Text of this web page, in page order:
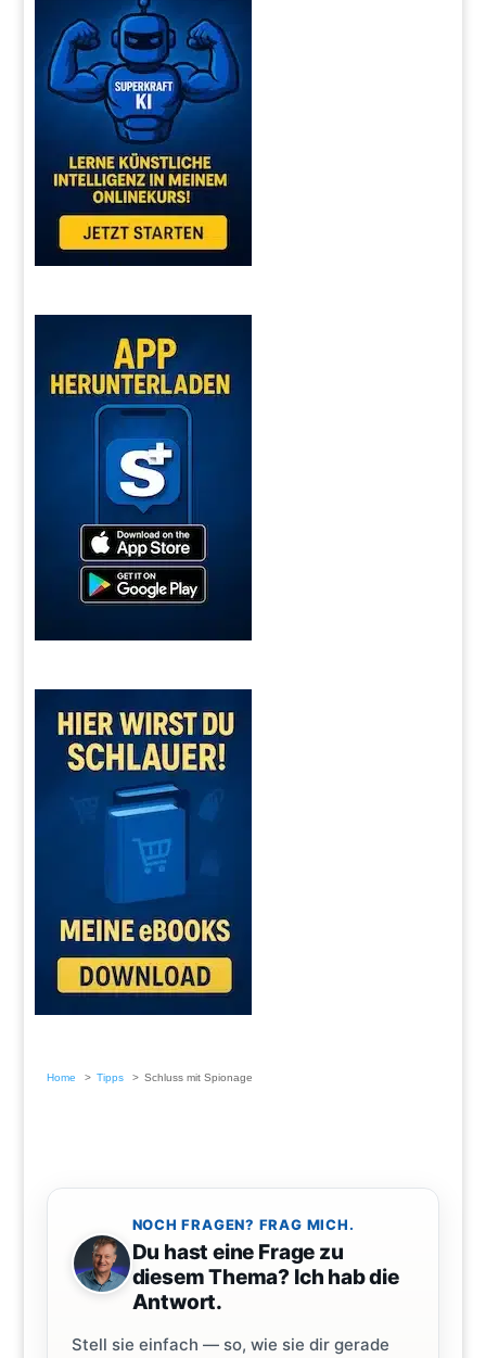
Home Tipps Schluss mit Spionage
NOCH FRAGEN? FRAG MICH.
Du hast eine Frage zu
diesem Thema? Ich hab die
Antwort.
Stell sie einfach — so, wie sie dir gerade